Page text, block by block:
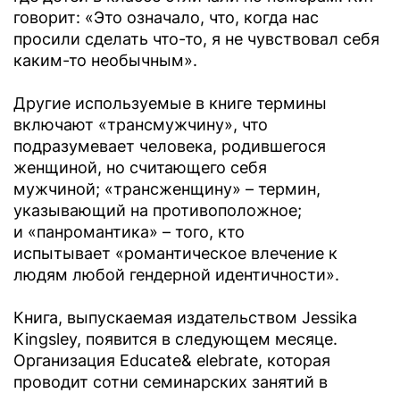
говорит: «Это означало, что, когда нас
просили сделать что-то, я не чувствовал себя
каким-то необычным».
Другие используемые в книге термины
включают «трансмужчину», что
подразумевает человека, родившегося
женщиной, но считающего себя
мужчиной; «трансженщину» – термин,
указывающий на противоположное;
и «панромантика» – того, кто
испытывает «романтическое влечение к
людям любой гендерной идентичности».
Книга, выпускаемая издательством Jessika
Kingsley, появится в следующем месяце.
Организация Educate& elebrate, которая
проводит сотни семинарских занятий в